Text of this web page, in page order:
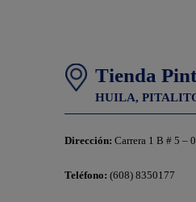
Tienda
HUILA,
Dirección: Carrera 1 B # 5 –
Teléfono: (608) 8350177